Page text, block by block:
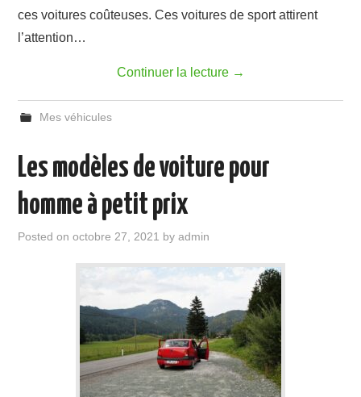
ces voitures coûteuses. Ces voitures de sport attirent
l’attention…
Continuer la lecture →
Mes véhicules
Les modèles de voiture pour
homme à petit prix
Posted onoctobre 27, 2021 byadmin